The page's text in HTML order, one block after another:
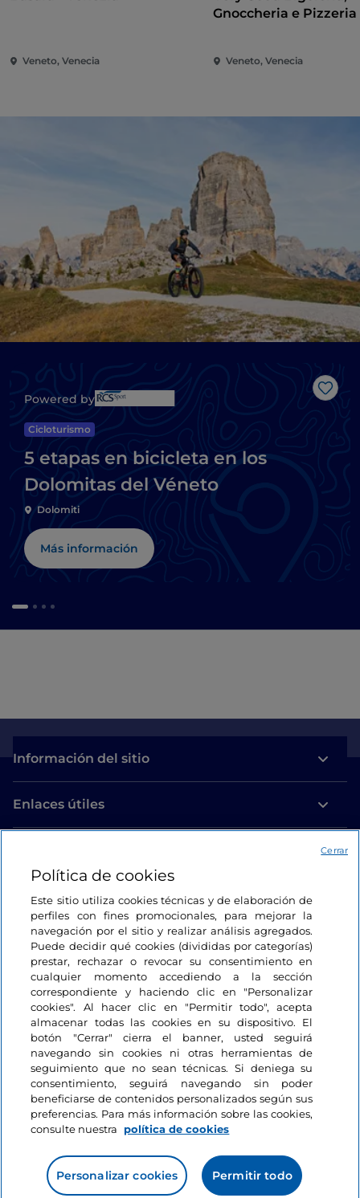
Veneto, Venecia
Gnoccheria e Pizzeria
Veneto, Venecia
Me
Powered by
Cicloturismo
5 etapas en bicicleta en los
Dolomitas del Véneto
Dolomiti
Más información
Información del sitio
Enlaces útiles
Estamos en contacto
Política de cookies
Este sitio utiliza cookies técnicas y de elaboración de
perfiles con fines promocionales, para mejorar la
navegación por el sitio y realizar análisis agregados.
Puede decidir qué cookies (divididas por categorías)
prestar, rechazar o revocar su consentimiento en
cualquier momento accediendo a la sección
correspondiente y haciendo clic en "Personalizar
cookies". Al hacer clic en "Permitir todo", acepta
almacenar todas las cookies en su dispositivo. El
botón "Cerrar" cierra el banner, usted seguirá
navegando sin cookies ni otras herramientas de
seguimiento que no sean técnicas. Si deniega su
consentimiento, seguirá navegando sin poder
beneficiarse de contenidos personalizados según sus
preferencias. Para más información sobre las cookies,
consulte nuestra
política de cookies
Personalizar cookies Permitir todo
Cerrar